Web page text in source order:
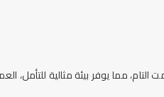
مما يوفر بيئة مثالية للتأمل،